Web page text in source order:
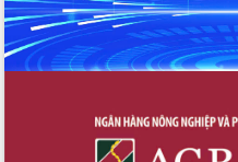
đấu có 77% xã đạt chuẩn nông thôn
mới
Chuyển đổi số 'mở đường' cho nông
nghiệp Đắk Lắk tăng trưởng bứt phá
địa chính, hoàn thiện cơ sở dữ liệu đất